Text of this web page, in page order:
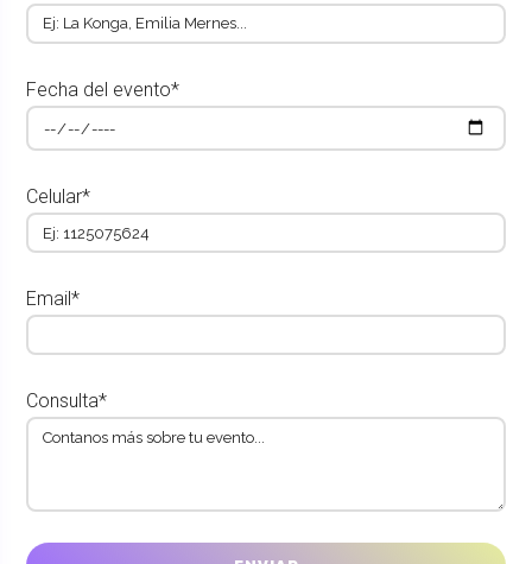
Fecha del evento*
Celular*
Email*
Consulta*